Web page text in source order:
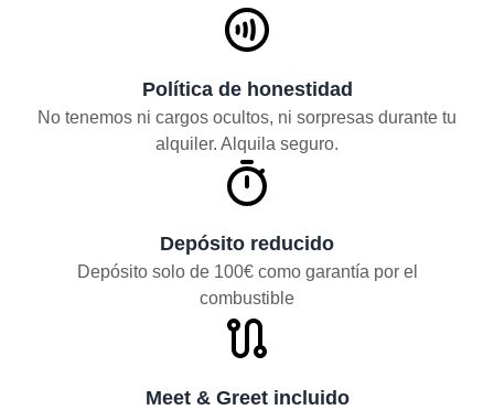
Política de honestidad
No tenemos ni cargos ocultos, ni sorpresas durante tu
alquiler. Alquila seguro.
Depósito reducido
Depósito solo de 100€ como garantía por el
combustible
Meet & Greet incluido